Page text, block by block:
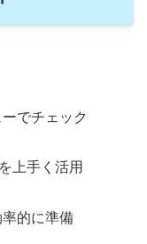
でチェック
上手く活用
的に準備